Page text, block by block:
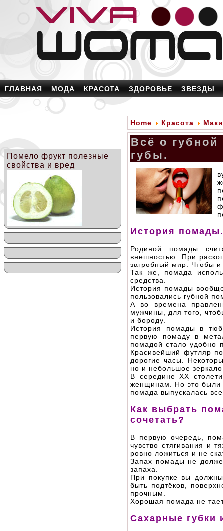
ГЛАВНАЯ МОДА КРАСОТА ЗДОРОВЬЕ ЗВЕЗДЫ
Помело фрукт полезные
свойства и вред
Home Красота
Всё о
губы.
История помады.
Родиной помады
внешностью. При
загробный мир. Чтобы и
Так же, помада
средства.
История помады
пользовались губной
А во времена
мужчины, для того,
и бороду.
История помады в
первую помаду в
помадой стало удобно
Красивейший футляр
дорогие часы.
но и небольшое
В середине ХХ
женщинам. Но это были
помада выпускалась
Как выбрать
сочетать?
В первую очередь,
чувство стягивания и
ровно ложиться и не
Запах помады не
запаха.
При покупке вы
быть подтёков,
прочным.
Хорошая помада не
Сахарные губки